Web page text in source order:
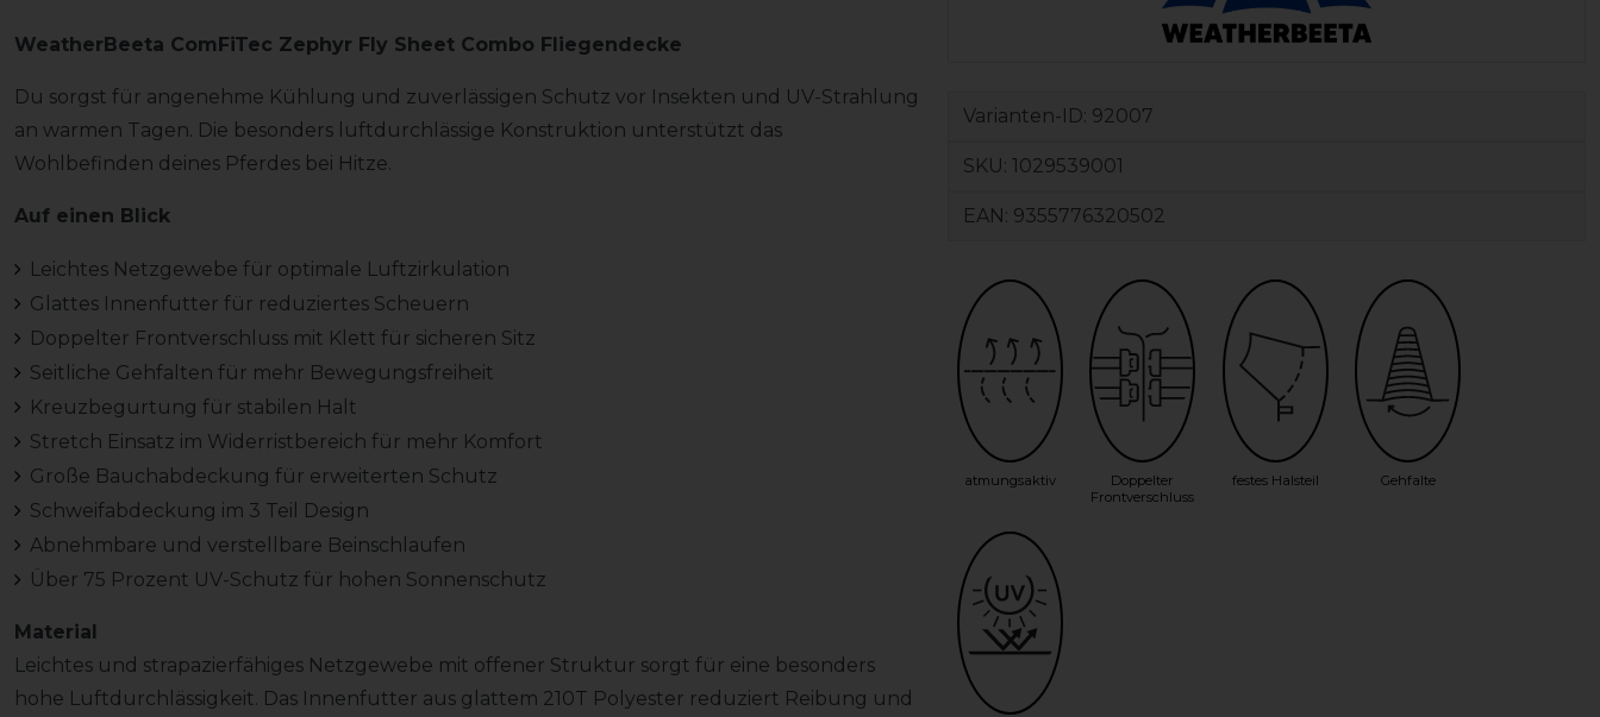
WeatherBeeta ComFiTec Zephyr Fly Sheet Combo Fliegendecke
Du sorgst für angenehme Kühlung und zuverlässigen Schutz vor Insekten und UV-Strahlung
an warmen Tagen. Die besonders luftdurchlässige Konstruktion unterstützt das
Wohlbefinden deines Pferdes bei Hitze.
Auf einen Blick
Leichtes Netzgewebe für optimale Luftzirkulation
Glattes Innenfutter für reduziertes Scheuern
Doppelter Frontverschluss mit Klett für sicheren Sitz
Seitliche Gehfalten für mehr Bewegungsfreiheit
Kreuzbegurtung für stabilen Halt
Stretch Einsatz im Widerristbereich für mehr Komfort
Große Bauchabdeckung für erweiterten Schutz
Schweifabdeckung im 3 Teil Design
Abnehmbare und verstellbare Beinschlaufen
Über 75 Prozent UV-Schutz für hohen Sonnenschutz
Material
Leichtes und strapazierfähiges Netzgewebe mit offener Struktur sorgt für eine besonders
hohe Luftdurchlässigkeit. Das Innenfutter aus glattem 210T Polyester reduziert Reibung und
Varianten-ID: 92007
SKU: 1029539001
EAN: 9355776320502
atmungsaktiv
Doppelter
Frontverschluss
festes Halsteil Gehfalte